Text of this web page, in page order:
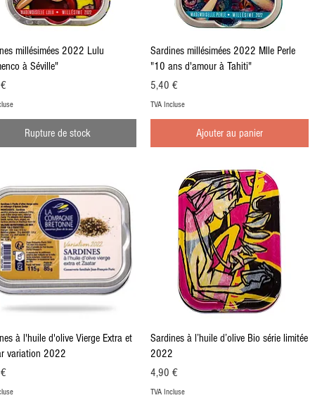
Aperçu rapide
millésimées 2022 Lulu
à Séville"
Rupture de stock
Aperçu rapide
Sardines millésimées 2022 Mlle Perle
"10 ans d'amour à Tahiti"
Prix
5,40 €
TVA Incluse
Ajouter au panier
Aperçu rapide
à l'huile d'olive Vierge Extra et
variation 2022
Aperçu rapide
Sardines à l’huile d’olive Bio série limitée
2022
Prix
4,90 €
TVA Incluse